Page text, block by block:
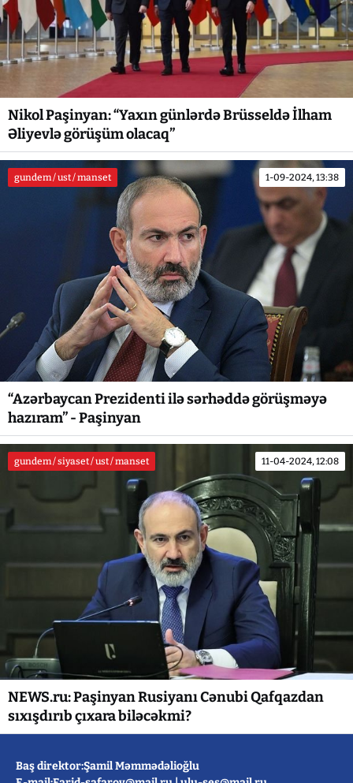
Nikol Paşinyan: “Yaxın günlərdə Brüsseldə İlham
Əliyevlə görüşüm olacaq”
gundem / ust / manset 1-09-2024, 13:38
“Azərbaycan Prezidenti ilə sərhəddə görüşməyə
hazıram” - Paşinyan
gundem / siyaset / ust / manset 11-04-2024, 12:08
NEWS.ru: Paşinyan Rusiyanı Cənubi Qafqazdan
sıxışdırıb çıxara biləcəkmi?
Baş direktor:Şamil Məmmədəlioğlu